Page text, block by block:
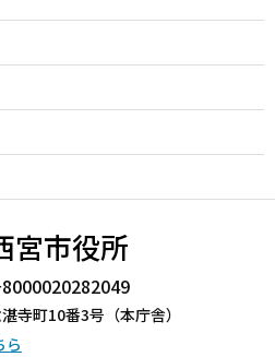
宮市役所
町10番3号（本庁舎）
ら